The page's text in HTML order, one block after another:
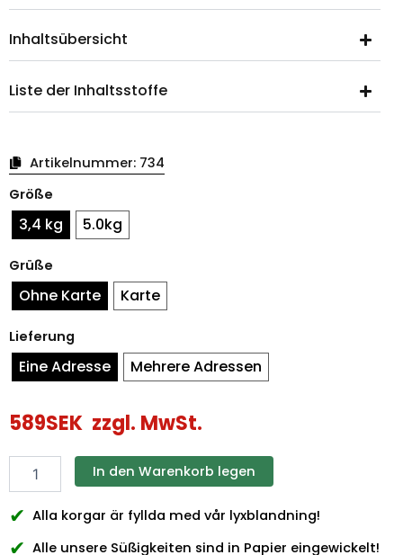
Inhaltsübersicht
Liste der Inhaltsstoffe
Artikelnummer: 734
Größe
3,4 kg 5.0kg
Grüße
Ohne Karte Karte
Lieferung
Eine Adresse Mehrere Adressen
589SEK zzgl. MwSt.
mit
Seidenband
Menge
In den Warenkorb legen
✔ Alla korgar är fyllda med vår lyxblandning!
✔ Alle unsere Süßigkeiten sind in Papier eingewickelt!